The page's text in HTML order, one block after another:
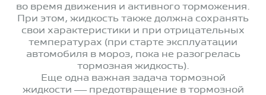
во время движения и активного торможения.
При этом, жидкость также должна сохранять
свои характеристики и при отрицательных
температурах (при старте эксплуатации
автомобиля в мороз, пока не разогрелась
тормозная жидкость).
Еще одна важная задача тормозной
жидкости — предотвращение в тормозной